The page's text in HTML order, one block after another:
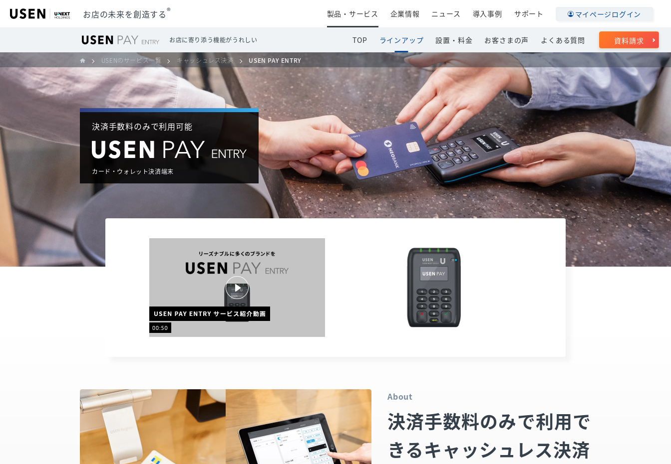
お店に寄り添う機能がうれしい TOP ラインアップ 設置・料金 お客さまの声 よくある質問 資料請求
製品・サービス 企業情報 ニュース 導入事例 サポート マイページログイン
お店の未来を創造する®
USENのサービス一覧 キャッシュレス決済 USEN PAY ENTRY
決済手数料のみで利用可能
カード・ウォレット決済端末
About
決済手数料のみで利用で
きるキャッシュレス決済